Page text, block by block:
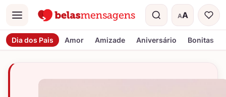
Menu AA
Tamanho do
Dia dos Pais Amor Amizade Aniversário Bonitas